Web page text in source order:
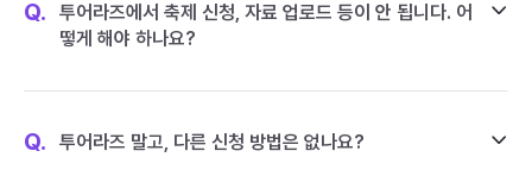
Q.
투어라즈에서 축제 신청, 자료 업로드 등이 안 됩니다. 어
떻게 해야 하나요?
Q. 투어라즈 말고, 다른 신청 방법은 없나요?